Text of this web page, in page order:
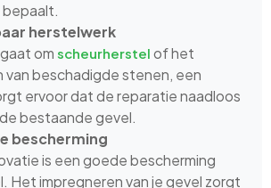
bepaalt.
herstelwerk
om scheurherstel of het
van beschadigde stenen, een
ervoor dat de reparatie naadloos
bestaande gevel.
bescherming
is een goede bescherming
Het impregneren van je gevel zorgt